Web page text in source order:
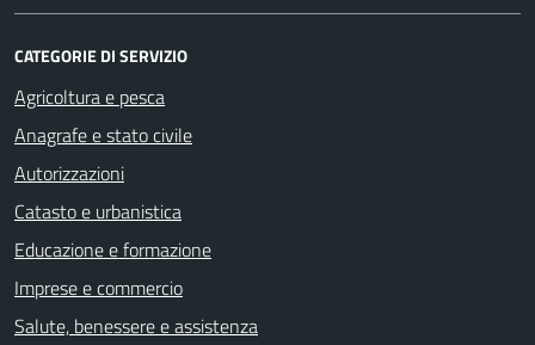
CATEGORIE DI SERVIZIO
Agricoltura e pesca
Anagrafe e stato civile
Autorizzazioni
Catasto e urbanistica
Educazione e formazione
Imprese e commercio
Salute, benessere e assistenza